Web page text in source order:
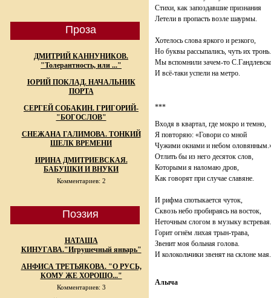
Проза
ДМИТРИЙ КАННУНИКОВ.
"Толерантность, или ..."
ЮРИЙ ПОКЛАД. НАЧАЛЬНИК
ПОРТА
СЕРГЕЙ СОБАКИН. ГРИГОРИЙ-
"БОГОСЛОВ"
СНЕЖАНА ГАЛИМОВА. ТОНКИЙ
ШЕЛК ВРЕМЕНИ
ИРИНА ДМИТРИЕВСКАЯ.
БАБУШКИ И ВНУКИ
Комментариев: 2
Поэзия
НАТАША
КИНУГАВА."Игрушечный январь"
АНФИСА ТРЕТЬЯКОВА. "О РУСЬ,
КОМУ ЖЕ ХОРОШО..."
Комментариев: 3
Стихи, как запоздавшие признания
Летели в пропасть возле шаурмы.
Хотелось слова яркого и резкого,
Но буквы рассыпались, чуть их тронь.
Мы вспомнили зачем-то
И всё-таки успели на метро.
***
Входя в квартал, где мокро и темно,
Я повторяю: «Говори со мной
Чужими окнами и небом
Отлить бы из него десяток слов,
Которыми я наломаю дров,
Как говорят при случае славяне.
И рифма спотыкается чуток,
Сквозь небо пробираясь на восток,
Неточным слогом в музыку встревая.
Горит огнём лихая трын-трава,
Звенит моя больная голова.
И колокольчики звенят на склоне мая.
Алыча